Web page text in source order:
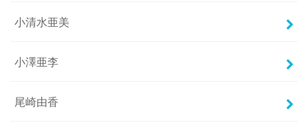
小清水亜美
小澤亜李
尾崎由香